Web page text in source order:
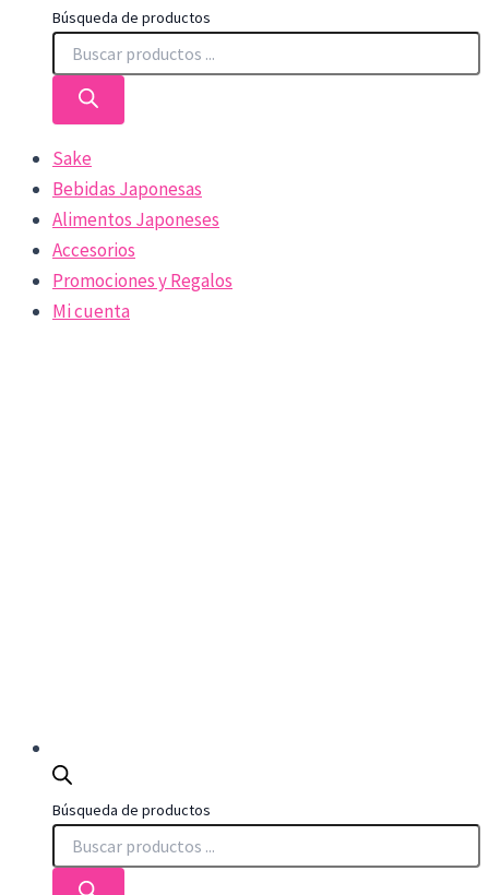
Búsqueda de productos
Sake
Bebidas Japonesas
Alimentos Japoneses
Accesorios
Promociones y Regalos
Mi cuenta
Búsqueda de productos